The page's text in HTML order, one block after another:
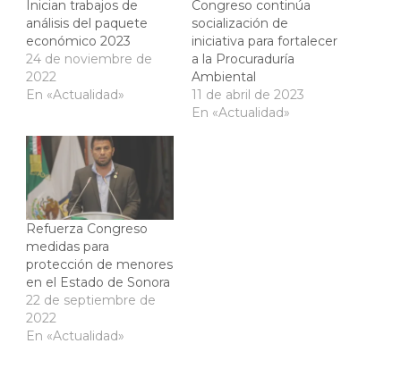
Inician trabajos de
análisis del paquete
económico 2023
24 de noviembre de
2022
En «Actualidad»
Congreso continúa
socialización de
iniciativa para fortalecer
a la Procuraduría
Ambiental
11 de abril de 2023
En «Actualidad»
Refuerza Congreso
medidas para
protección de menores
en el Estado de Sonora
22 de septiembre de
2022
En «Actualidad»